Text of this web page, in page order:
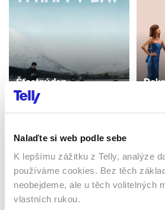
Nalaďte si web podle sebe
K lepšímu zážitku z Telly, analýze
používáme cookies. Bez těch
neobejdeme, ale u těch volitelných
vlastních rukou.
Šťastný den
2023 | Norsko | 113 min
Filmy / Komedie / Drama
Sledujte kdekoliv až na
Sledovat internetovou televizi
po celé EU, a to až na 6